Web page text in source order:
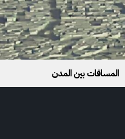
المسافات بين المدن